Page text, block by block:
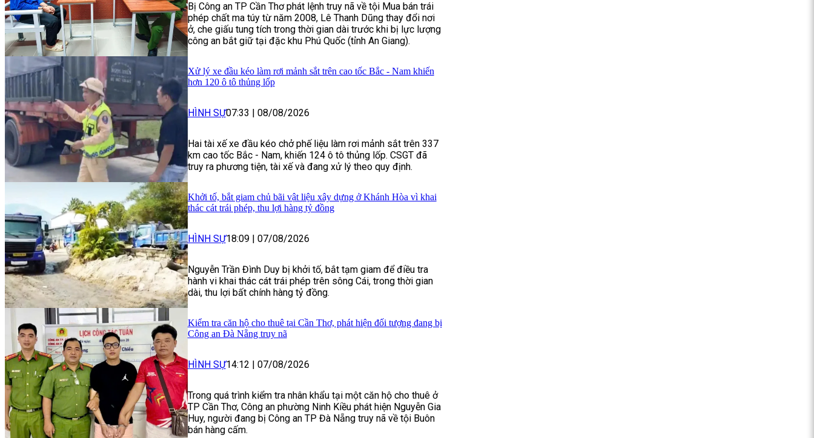
Bị Công an TP Cần Thơ phát lệnh truy nã về tội Mua bán trái
phép chất ma túy từ năm 2008, Lê Thanh Dũng thay đổi nơi
ở, che giấu tung tích trong thời gian dài trước khi bị lực lượng
công an bắt giữ tại đặc khu Phú Quốc (tỉnh An Giang).
Xử lý xe đầu kéo làm rơi mảnh sắt trên cao tốc Bắc - Nam khiến
hơn 120 ô tô thủng lốp
HÌNH SỰ07:33 08/08/2026
Hai tài xế xe đầu kéo chở phế liệu làm rơi mảnh sắt trên 337
km cao tốc Bắc - Nam, khiến 124 ô tô thủng lốp. CSGT đã
truy ra phương tiện, tài xế và đang xử lý theo quy định.
Khởi tố, bắt giam chủ bãi vật liệu xây dựng ở Khánh Hòa vì khai
thác cát trái phép, thu lợi hàng tỷ đồng
HÌNH SỰ18:09 07/08/2026
Nguyễn Trần Đình Duy bị khởi tố, bắt tạm giam để điều tra
hành vi khai thác cát trái phép trên sông Cái, trong thời gian
dài, thu lợi bất chính hàng tỷ đồng.
Kiểm tra căn hộ cho thuê tại Cần Thơ, phát hiện đối tượng đang bị
Công an Đà Nẵng truy nã
HÌNH SỰ14:12 07/08/2026
Trong quá trình kiểm tra nhân khẩu tại một căn hộ cho thuê ở
TP Cần Thơ, Công an phường Ninh Kiều phát hiện Nguyễn Gia
Huy, người đang bị Công an TP Đà Nẵng truy nã về tội Buôn
bán hàng cấm.